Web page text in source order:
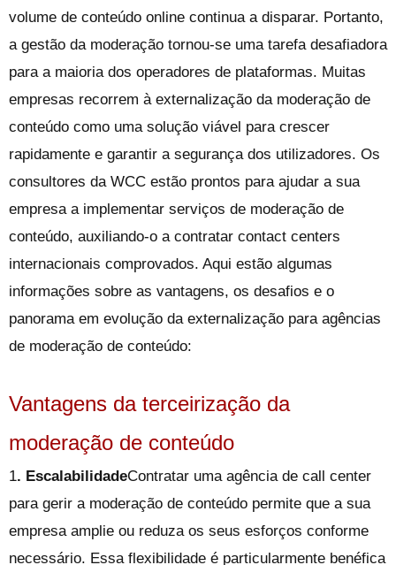
volume de conteúdo online continua a disparar. Portanto,
a gestão da moderação tornou-se uma tarefa desafiadora
para a maioria dos operadores de plataformas. Muitas
empresas recorrem à externalização da moderação de
conteúdo como uma solução viável para crescer
rapidamente e garantir a segurança dos utilizadores. Os
consultores da WCC estão prontos para ajudar a sua
empresa a implementar serviços de moderação de
conteúdo, auxiliando-o a contratar contact centers
internacionais comprovados. Aqui estão algumas
informações sobre as vantagens, os desafios e o
panorama em evolução da externalização para agências
de moderação de conteúdo:
Vantagens da terceirização da
moderação de conteúdo
1. EscalabilidadeContratar uma agência de call center
para gerir a moderação de conteúdo permite que a sua
empresa amplie ou reduza os seus esforços conforme
necessário. Essa flexibilidade é particularmente benéfica